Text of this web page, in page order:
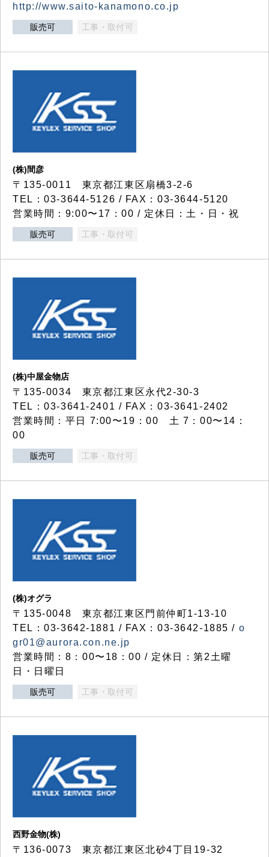
http://www.saito-kanamono.co.jp
販売可 工事・取付可
(株)間彦
〒135-0011 東京都江東区扇橋3-2-6
TEL：03-3644-5126 / FAX：03-3644-5120
営業時間：9:00〜17：00 / 定休日：土・日・祝
販売可 工事・取付可
(株)中屋金物店
〒135-0034 東京都江東区永代2-30-3
TEL：03-3641-2401 / FAX：03-3641-2402
営業時間：平日 7:00〜19：00 土 7：00〜14：
00
販売可 工事・取付可
(株)オグラ
〒135-0048 東京都江東区門前仲町1-13-10
TEL：03-3642-1881 / FAX：03-3642-1885 / o
gr01@aurora.con.ne.jp
営業時間：8：00〜18：00 / 定休日：第2土曜
日・日曜日
販売可 工事・取付可
西野金物(株)
〒136-0073 東京都江東区北砂4丁目19-32